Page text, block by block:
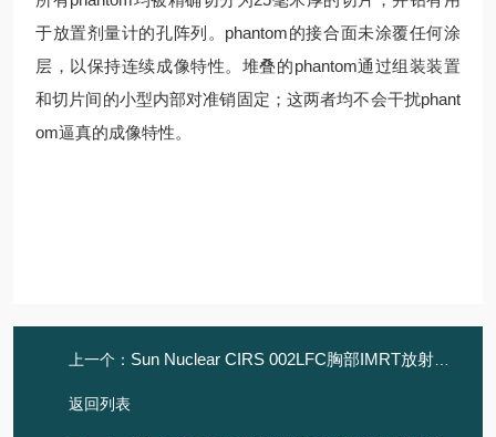
于放置剂量计的孔阵列。phantom的接合面未涂覆任何涂
层，以保持连续成像特性。堆叠的phantom通过组装装置
和切片间的小型内部对准销固定；这两者均不会干扰phant
om逼真的成像特性。
上一个： Sun Nuclear CIRS 002LFC胸部IMRT放射模体
返回列表